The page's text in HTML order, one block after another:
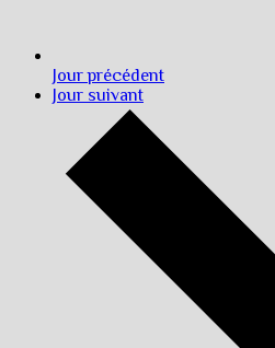
Jour précédent
Jour suivant